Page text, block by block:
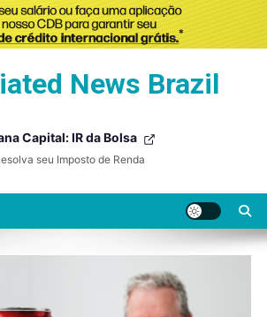
News Brazil
Capital: IR da Bolsa
seu Imposto de Renda